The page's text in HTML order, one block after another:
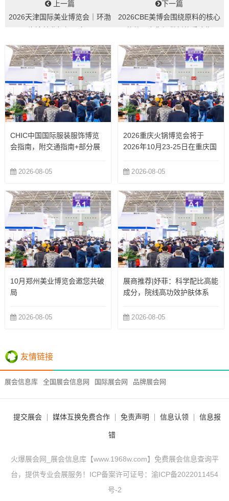
上一篇
2026天津国际美业博览会｜环渤
下一篇
2026CBE美博会围绕原料的核心
南！...
CHIC中国国际服装服饰博览
会指南，附交通指南+部分展
2026-08-05
2026重庆火锅博览会将于
2026年10月23-25日在重庆国
2026-08-05
10月郑州美业博览会邀您共破
局
2026-08-05
展商推荐|妤菲：科学配比高能
成分，院线高功效护肤体系
2026-08-05
友情链接
展会信息库 全国展会信息网 国际展会网 品牌展会网
提交展会 媒体互换免费合作 免责声明 信息认领 信息报
错
火爆展会网_展会信息库【www.1968w.com】免费展会信息查询平
台，提供专业会展服务！ICP备案许可证号： 渝ICP备2022011454
号-2